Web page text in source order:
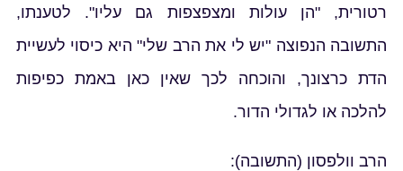
רטורית, "הן עולות ומצפצפות גם עליו". לטענתו,
התשובה הנפוצה "יש לי את הרב שלי" היא כיסוי לעשיית
הדת כרצונך, והוכחה לכך שאין כאן באמת כפיפות
להלכה או לגדולי הדור.
הרב וולפסון (התשובה):